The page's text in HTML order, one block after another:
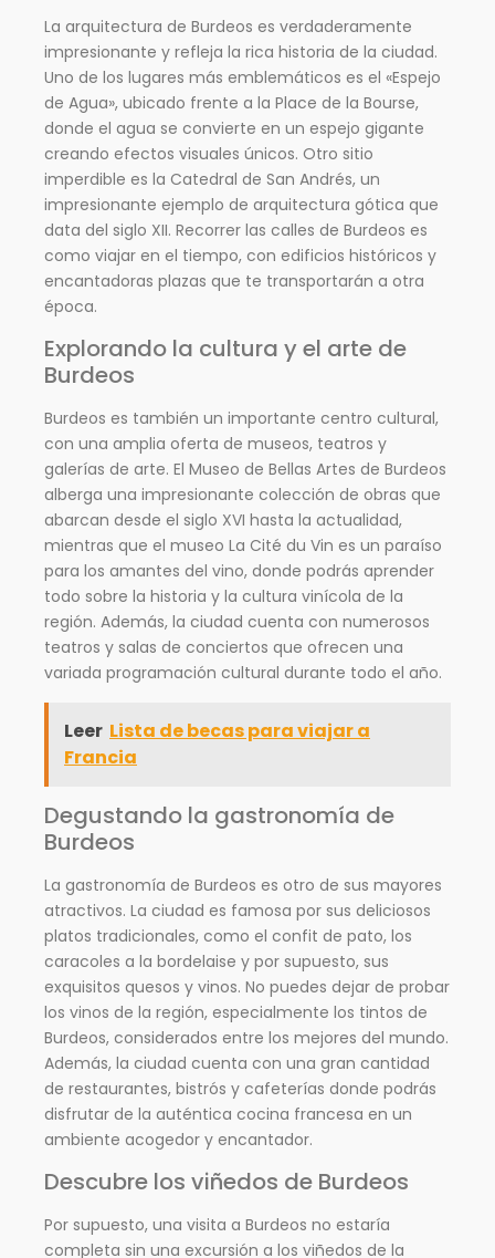
La arquitectura de Burdeos es verdaderamente
impresionante y refleja la rica historia de la ciudad.
Uno de los lugares más emblemáticos es el «Espejo
de Agua», ubicado frente a la Place de la Bourse,
donde el agua se convierte en un espejo gigante
creando efectos visuales únicos. Otro sitio
imperdible es la Catedral de San Andrés, un
impresionante ejemplo de arquitectura gótica que
data del siglo XII. Recorrer las calles de Burdeos es
como viajar en el tiempo, con edificios históricos y
encantadoras plazas que te transportarán a otra
época.
Explorando la cultura y el arte de
Burdeos
Burdeos es también un importante centro cultural,
con una amplia oferta de museos, teatros y
galerías de arte. El Museo de Bellas Artes de Burdeos
alberga una impresionante colección de obras que
abarcan desde el siglo XVI hasta la actualidad,
mientras que el museo La Cité du Vin es un paraíso
para los amantes del vino, donde podrás aprender
todo sobre la historia y la cultura vinícola de la
región. Además, la ciudad cuenta con numerosos
teatros y salas de conciertos que ofrecen una
variada programación cultural durante todo el año.
Leer Lista de becas para viajar a
Francia
Degustando la gastronomía de
Burdeos
La gastronomía de Burdeos es otro de sus mayores
atractivos. La ciudad es famosa por sus deliciosos
platos tradicionales, como el confit de pato, los
caracoles a la bordelaise y por supuesto, sus
exquisitos quesos y vinos. No puedes dejar de probar
los vinos de la región, especialmente los tintos de
Burdeos, considerados entre los mejores del mundo.
Además, la ciudad cuenta con una gran cantidad
de restaurantes, bistrós y cafeterías donde podrás
disfrutar de la auténtica cocina francesa en un
ambiente acogedor y encantador.
Descubre los viñedos de Burdeos
Por supuesto, una visita a Burdeos no estaría
completa sin una excursión a los viñedos de la